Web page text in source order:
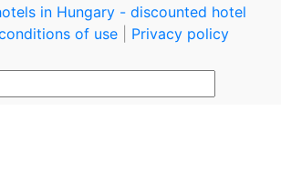
in Hungary - discounted hotel
of use Privacy policy